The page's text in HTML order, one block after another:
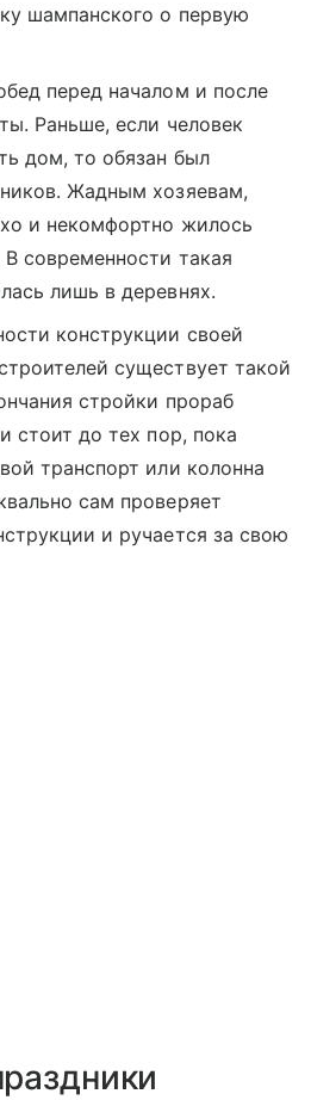
шампанского о первую
перед началом и после
Раньше, если человек
дом, то обязан был
Жадным хозяевам,
и некомфортно жилось
современности такая
лишь в деревнях.
конструкции своей
существует такой
стройки прораб
стоит до тех пор, пока
транспорт или колонна
сам проверяет
и ручается за свою